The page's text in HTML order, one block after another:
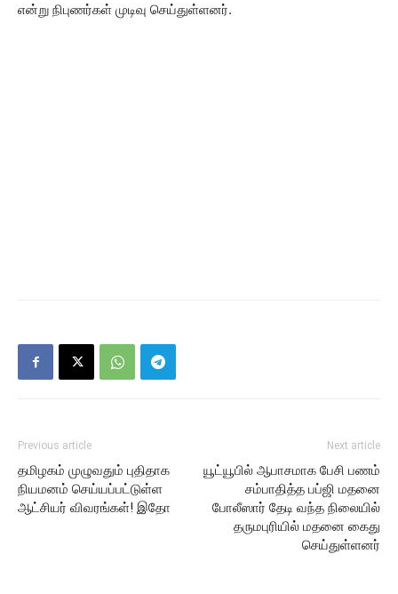
என்று நிபுணர்கள் முடிவு செய்துள்ளனர்.
Previous article
தமிழகம் முழுவதும் புதிதாக
நியமனம் செய்யப்பட்டுள்ள
ஆட்சியர் விவரங்கள்! இதோ
Next article
யூட்யூபில் ஆபாசமாக பேசி பணம்
சம்பாதித்த பப்ஜி மதனை
போலீஸார் தேடி வந்த நிலையில்
தருமபுரியில் மதனை கைது
செய்துள்ளனர்